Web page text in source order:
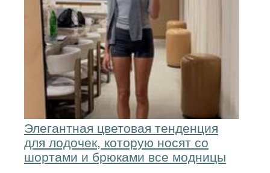
Элегантная цветовая тенденция
для лодочек, которую носят со
шортами и брюками все модницы